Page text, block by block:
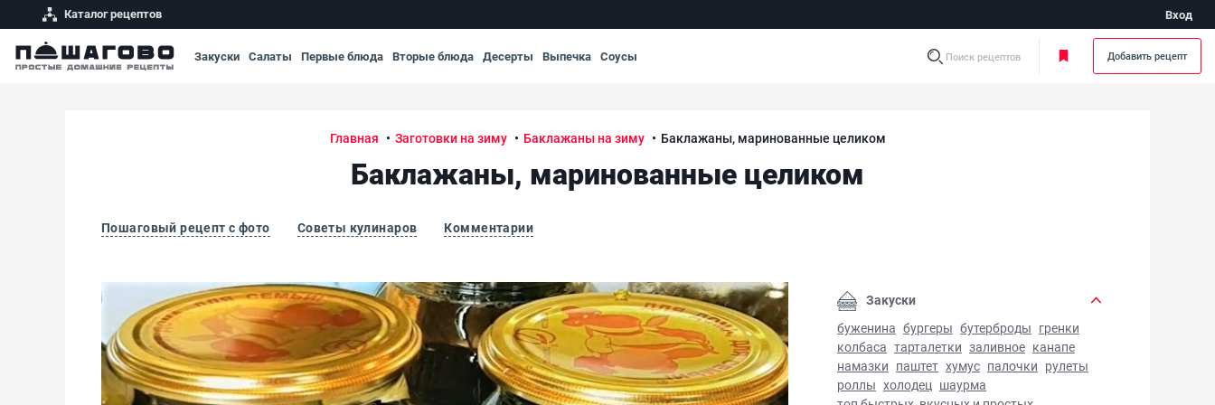
Каталог рецептов Вход
Закуски Салаты Первые блюда Вторые блюда Десерты Выпечка Соусы Поиск рецептов Добавить рецепт
Главная Заготовки на зиму Баклажаны на зиму Баклажаны, маринованные целиком
Баклажаны, маринованные целиком
Пошаговый рецепт с фото Советы кулинаров Комментарии
Баклажаны, маринованные целиком Баклажаны, маринованные целиком - фото готового блюда
Закуски
буженина бургеры бутерброды гренки
колбаса тарталетки заливное канапе
намазки паштет хумус палочки рулеты
роллы холодец шаурма